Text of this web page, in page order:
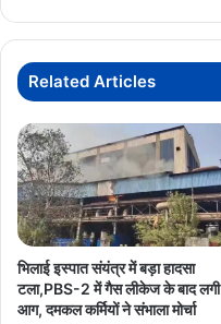
मनोबल
Related Articles
भिलाई इस्पात संयंत्र में बड़ा हादसा
टला,PBS-2 में गैस लीकेज के बाद लगी
आग, दमकल कर्मियों ने संभाला मोर्चा